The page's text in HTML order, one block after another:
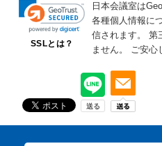
SSLとは？
日本会議室は
各種個人情報に
信されます。
第
ません。
ご安心